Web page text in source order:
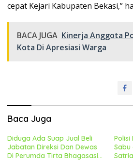
cepat Kejari Kabupaten Bekasi,”
BACA JUGA Kinerja Anggota
Kota Di Apresiasi Warga
Baca Juga
Diduga Ada Suap Jual Beli
Jabatan Direksi Dan Dewas
Di Perumda Tirta Bhagasasi,
Polisi
Sabu